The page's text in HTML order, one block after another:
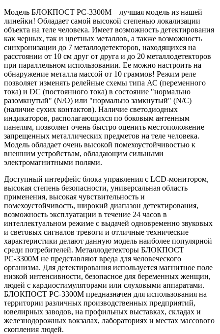
Модель БЛОКПОСТ РС-3300М – лучшая модель из нашей
линейки! Обладает самой высокой степенью локализации
объекта на теле человека. Имеет возможность детектирования
как черных, так и цветных металлов, а также возможность
синхронизации до 7 металлодетекторов, находящихся на
расстоянии от 10 см друг от друга и до 20 металлодетекторов
при параллельном использовании. Ее можно настроить на
обнаружение металла массой от 10 граммов! Режим реле
позволяет изменять релейные схемы типа АС (переменного
тока) и DC (постоянного тока) в состояние "нормально
разомкнутый" (N/O) или "нормально замкнутый" (N/C)
(наличие сухих контактов). Наличие светодиодных
индикаторов, располагающихся по боковым антенным
панелям, позволяет очень быстро оценить местоположение
запрещенных металлических предметов на теле человека.
Модель обладает очень высокой помехоустойчивостью к
внешним устройствам, обладающим сильными
электромагнитными полями.
Доступный интерфейс блока управления с LCD-монитором,
высокая степень безопасности, универсальная область
применения, высокая чувствительность и
помехоустойчивость, широкий диапазон детектирования,
возможность эксплуатации в течение 24 часов в
интеллектуальном режиме с выдачей одновременно звуковых
и световых сигналов тревоги и отличные технические
характеристики делают данную модель наиболее популярной
среди потребителей. Металлодетекторы БЛОКПОСТ
РС-3300М не представляют вреда для человеческого
организма. Для детектирования используется магнитное поле
низкой интенсивности, безопасное для беременных женщин,
людей с кардиостимуляторами или слуховыми аппаратами.
БЛОКПОСТ РС-3300М предназначен для использования на
территории различных производственных предприятий,
ювелирных заводов, на профильных выставках, складах и
железнодорожных вокзалах, лабораториях и местах массового
скопления людей.